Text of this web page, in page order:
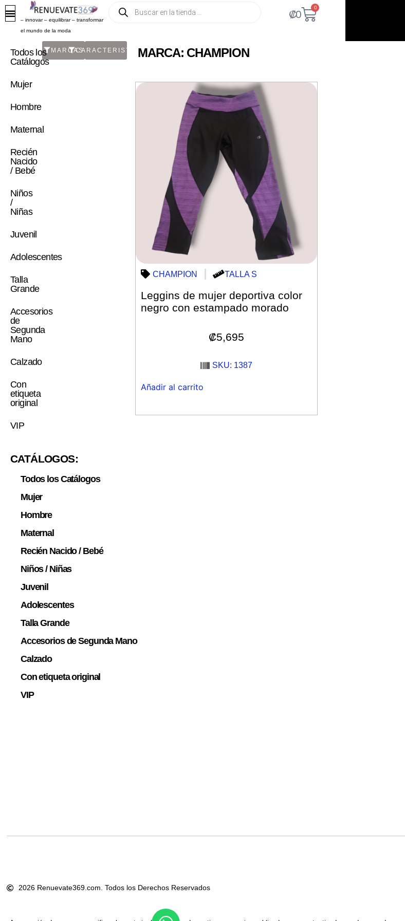
– innovar – equilibrar – transformar
el mundo de la moda
₡0
0
Todos los
Catálogos
Mujer
Hombre
Maternal
Recién
Nacido
/ Bebé
Niños
/
Niñas
Juvenil
Adolescentes
Talla
Grande
Accesorios
de
Segunda
Mano
Calzado
Con
etiqueta
original
VIP
MARCASCARACTERISTICAMARCA: CHAMPION
CHAMPION TALLA S
Leggins de mujer deportiva color
negro con estampado morado
₡5,695
SKU: 1387
Añadir al carrito
CATÁLOGOS:
Todos los Catálogos
Mujer
Hombre
Maternal
Recién Nacido / Bebé
Niños / Niñas
Juvenil
Adolescentes
Talla Grande
Accesorios de Segunda Mano
Calzado
Con etiqueta original
VIP
2026 Renuevate369.com. Todos los Derechos Reservados